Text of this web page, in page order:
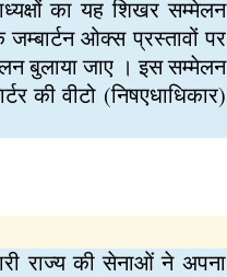
का यह शिखर सम्मेलन
ओक्स प्रस्तावों पर
बुलाया जाए । इस सम्मेलन
की वीटो (निषएधाधिकार)
राज्य की सेनाओं ने अपना